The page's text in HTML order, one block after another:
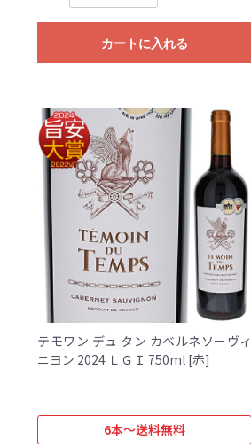
カートに入れる
テモワン デュ タン カベルネソーヴィ
ニヨン 2024 ＬＧＩ 750ml [赤]
6本～送料無料